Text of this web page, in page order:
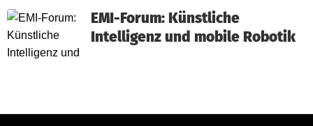
EMI-Forum: Künstliche
Intelligenz und mobile Robotik